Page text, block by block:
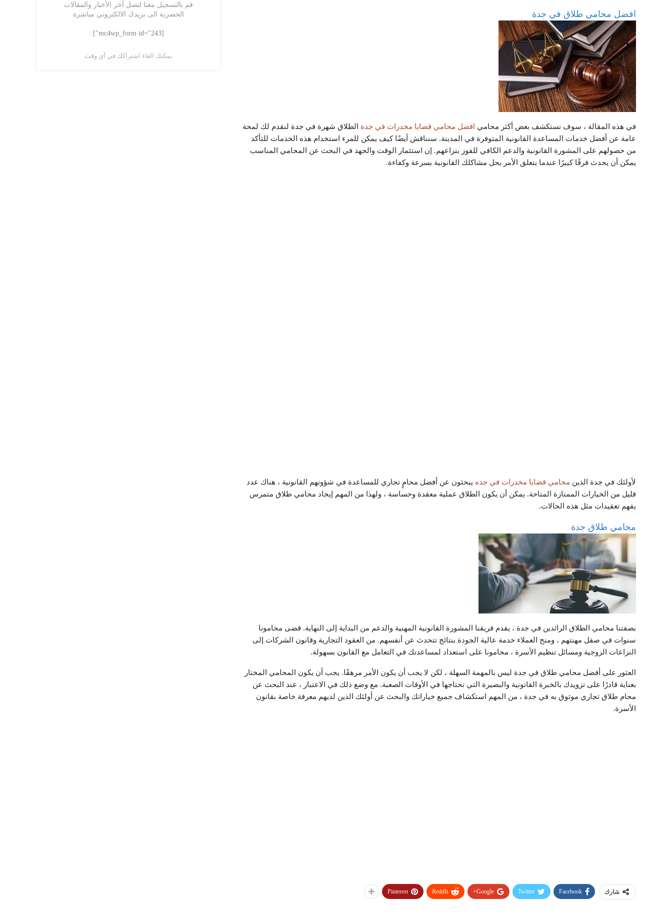
افضل محامي طلاق في جدة
في هذه المقالة ، سوف نستكشف بعض أكثر محامي افضل محامي قضايا مخدرات في جدة الطلاق شهرة في جدة لنقدم لك لمحة
عامة عن أفضل خدمات المساعدة القانونية المتوفرة في المدينة. سنناقش أيضًا كيف يمكن للمرء استخدام هذه الخدمات للتأكد
من حصولهم على المشورة القانونية والدعم الكافي للفوز بنزاعهم. إن استثمار الوقت والجهد في البحث عن المحامي المناسب
يمكن أن يحدث فرقًا كبيرًا عندما يتعلق الأمر بحل مشاكلك القانونية بسرعة وكفاءة.
لأولئك في جدة الذين محامي قضايا مخدرات في جده يبحثون عن أفضل محامٍ تجاري للمساعدة في شؤونهم القانونية ، هناك عدد
قليل من الخيارات الممتازة المتاحة. يمكن أن يكون الطلاق عملية معقدة وحساسة ، ولهذا من المهم إيجاد محامي طلاق متمرس
يفهم تعقيدات مثل هذه الحالات.
محامي طلاق جدة
بصفتنا محامي الطلاق الرائدين في جدة ، يقدم فريقنا المشورة القانونية المهنية والدعم من البداية إلى النهاية. قضى محامونا
سنوات في صقل مهنتهم ، ومنح العملاء خدمة عالية الجودة بنتائج تتحدث عن أنفسهم. من العقود التجارية وقانون الشركات إلى
النزاعات الزوجية ومسائل تنظيم الأسرة ، محامونا على استعداد لمساعدتك في التعامل مع القانون بسهولة.
العثور على أفضل محامي طلاق في جدة ليس بالمهمة السهلة ، لكن لا يجب أن يكون الأمر مرهقًا. يجب أن يكون المحامي المختار
بعناية قادرًا على تزويدك بالخبرة القانونية والبصيرة التي تحتاجها في الأوقات الصعبة. مع وضع ذلك في الاعتبار ، عند البحث عن
محام طلاق تجاري موثوق به في جدة ، من المهم استكشاف جميع خياراتك والبحث عن أولئك الذين لديهم معرفة خاصة بقانون
الأسرة.
شارك Facebook
Twitter
Google+
ReddIt
Pinterest
قم بالتسجيل معنا لتصل آخر الأخبار والمقالات
الحصرية الى بريدك الالكتروني مباشرة
[mc4wp_form id="243"]
يمكنك الغاء اشتراكك في أي وقت